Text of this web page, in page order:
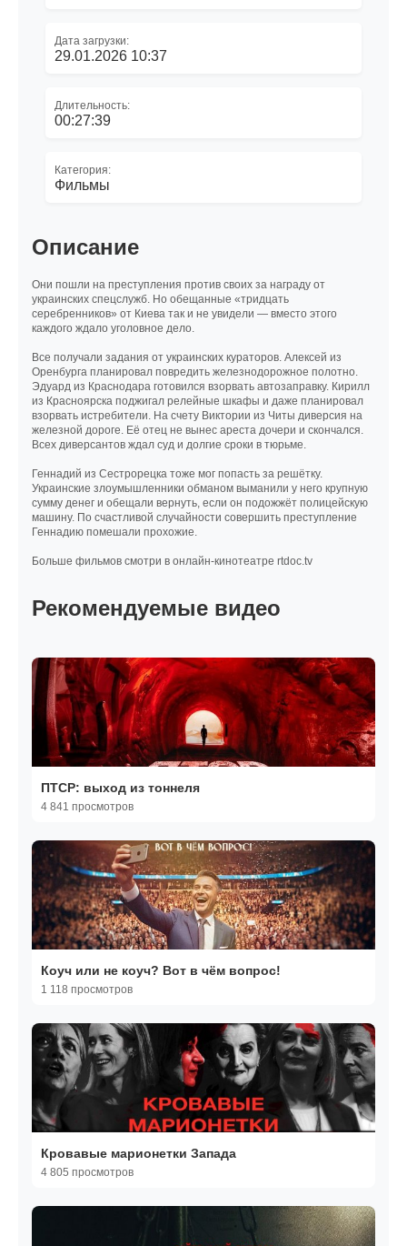
Дата загрузки:
29.01.2026 10:37
Длительность:
00:27:39
Категория:
Фильмы
Описание
Они пошли на преступления против своих за награду от
украинских спецслужб. Но обещанные «тридцать
серебренников» от Киева так и не увидели — вместо этого
каждого ждало уголовное дело.
Все получали задания от украинских кураторов. Алексей из
Оренбурга планировал повредить железнодорожное полотно.
Эдуард из Краснодара готовился взорвать автозаправку. Кирилл
из Красноярска поджигал релейные шкафы и даже планировал
взорвать истребители. На счету Виктории из Читы диверсия на
железной дороге. Её отец не вынес ареста дочери и скончался.
Всех диверсантов ждал суд и долгие сроки в тюрьме.
Геннадий из Сестрорецка тоже мог попасть за решётку.
Украинские злоумышленники обманом выманили у него крупную
сумму денег и обещали вернуть, если он подожжёт полицейскую
машину. По счастливой случайности совершить преступление
Геннадию помешали прохожие.
Больше фильмов смотри в онлайн-кинотеатре rtdoc.tv
Рекомендуемые видео
ПТСР: выход из тоннеля
4 841 просмотров
Коуч или не коуч? Вот в чём вопрос!
1 118 просмотров
Кровавые марионетки Запада
4 805 просмотров